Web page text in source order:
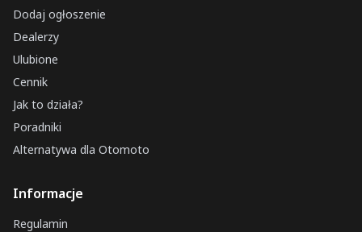
Dodaj ogłoszenie
Dealerzy
Ulubione
Cennik
Jak to działa?
Poradniki
Alternatywa dla Otomoto
Informacje
Regulamin